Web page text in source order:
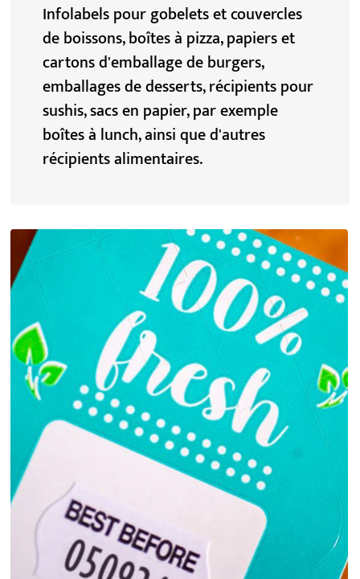
Infolabels pour gobelets et couvercles
de boissons, boîtes à pizza, papiers et
cartons d'emballage de burgers,
emballages de desserts, récipients pour
sushis, sacs en papier, par exemple
boîtes à lunch, ainsi que d'autres
récipients alimentaires.